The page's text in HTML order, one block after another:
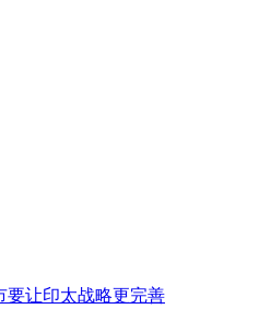
要让印太战略更完善